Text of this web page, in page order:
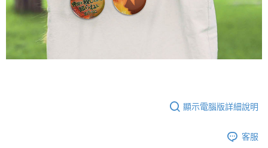
顯示電腦版詳細說明
客服